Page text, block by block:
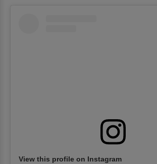
View this profile on Instagram